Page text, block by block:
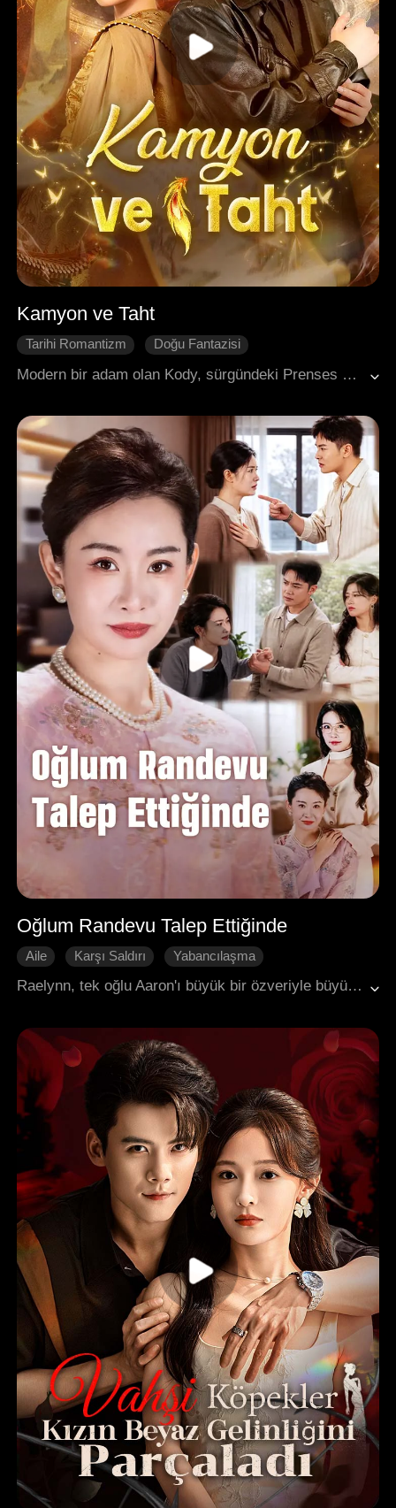
Kamyon ve Taht
Tarihi Romantizm
Doğu Fantazisi
Modern bir adam olan Kody, sürgündeki Prenses Ruby'nin tahta çıkması için kamyonu ve motorlu testeresiyle bir yol açtı. Muzaffer bir şekilde geri döndüğünde, kızının istismara uğradığını, kardeşinin haksız yere öldüğünü ve Ruby'nin güçlü bir bakanla samimi bir şekilde eğlendiğini gördü. Kalbi kırık bir halde tüm modern malzemeleri kesip kızıyla birlikte ortadan kayboldu. Ruby'nin ihmalkarlığının, mesafe koymasının ve bakana tahammül etmesinin, onu düşmanlarla dolu bir sarayda korumak için umutsuz bir oyun olduğundan habersizdi.
Oğlum Randevu Talep Ettiğinde
Aile Karşı Saldırı
Yabancılaşma
Raelynn, tek oğlu Aaron'ı büyük bir özveriyle büyütmüş, onun evi için ödeme yapmış ve torununu büyütmesine yardım etmişti. Ancak sonunda ziyaret etmek için randevu alması gerektiği söylenerek kapı dışarı edilmişti. Kalbi kırılan Raelynn, evi ve yanında hatırı sayılır bir nakit ödemeyi geri aldı. Artık emekli maaşını ona vermeyi bıraktı ve yalnız başına müstakil bir eve taşındı. Aaron, ona dava açtığında, mahkemede sunduğu bir DNA testi raporu, Aaron'ın biyolojik oğlu olmadığını kanıtladı. Doğumda bebeği başka bir bebekle yanlışlıkla değiştirilmişti ve gerçek kızı hâlâ bir yerlerdeydi. Uzun bir arayışın ardından, Esther'in onun kızı olduğunu öğrendi. Aaron ve eşi, çocuğu kaçırma teşebbüsünden dolayı hapse atıldı ve Raelynn sonunda Esther ile yeniden bir araya gelerek yeni bir sayfa açtı.